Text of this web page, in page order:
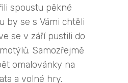
spoustu pěkné
by se s Vámi chtěli
se v září pustili do
Samozřejmě
omalovánky na
a volné hry.